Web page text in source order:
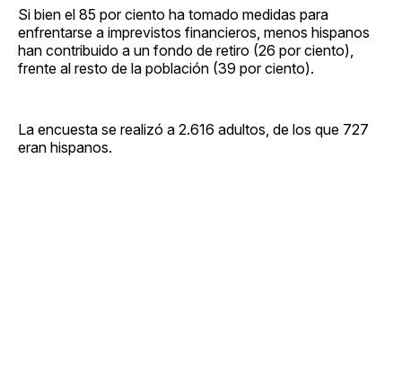
Si bien el 85 por ciento ha tomado medidas para
enfrentarse a imprevistos financieros, menos hispanos
han contribuido a un fondo de retiro (26 por ciento),
frente al resto de la población (39 por ciento).
La encuesta se realizó a 2.616 adultos, de los que 727
eran hispanos.